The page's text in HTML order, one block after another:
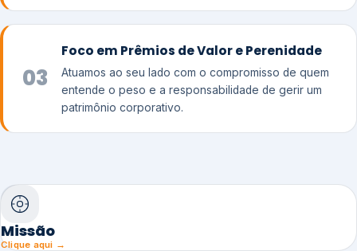
03
Foco em Prêmios de Valor e Perenidade
Atuamos ao seu lado com o compromisso de quem
entende o peso e a responsabilidade de gerir um
patrimônio corporativo.
Missão
Clique aqui →